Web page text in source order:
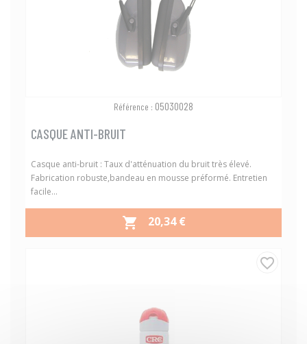
Référence : 05030028
CASQUE ANTI-BRUIT
Casque anti-bruit : Taux d'atténuation du bruit très élevé.
Fabrication robuste,bandeau en mousse préformé. Entretien
facile...
 PRIX
20,34 €
favorite_border